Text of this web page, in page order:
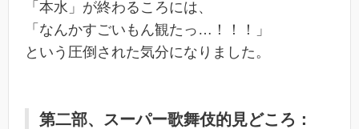
「本水」が終わるころには、
「なんかすごいもん観たっ…！！！」
という圧倒された気分になりました。
第二部、スーパー歌舞伎的見どころ：